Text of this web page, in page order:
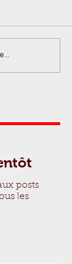
posts
les